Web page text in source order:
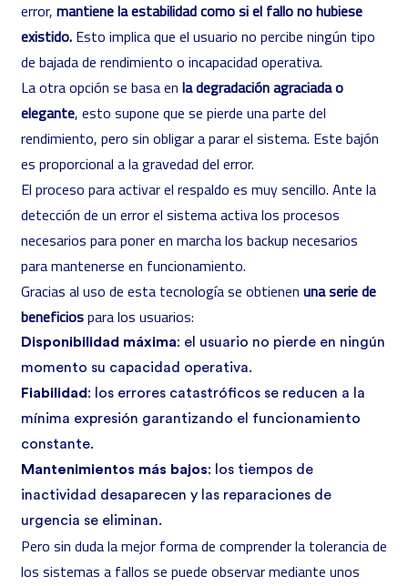
error, mantiene la estabilidad como si el fallo no hubiese
existido. Esto implica que el usuario no percibe ningún tipo
de bajada de rendimiento o incapacidad operativa.
La otra opción se basa en la degradación agraciada o
elegante, esto supone que se pierde una parte del
rendimiento, pero sin obligar a parar el sistema. Este bajón
es proporcional a la gravedad del error.
El proceso para activar el respaldo es muy sencillo. Ante la
detección de un error el sistema activa los procesos
necesarios para poner en marcha los backup necesarios
para mantenerse en funcionamiento.
Gracias al uso de esta tecnología se obtienen una serie de
beneficiospara los usuarios:
Disponibilidad máxima: el usuario no pierde en ningún
momento su capacidad operativa.
Fiabilidad : los errores catastróficos se reducen a la
mínima expresión garantizando el funcionamiento
constante.
Mantenimientos más bajos: los tiempos de
inactividad desaparecen y las reparaciones de
urgencia se eliminan.
Pero sin duda la mejor forma de comprender la tolerancia de
los sistemas a fallos se puede observar mediante unos